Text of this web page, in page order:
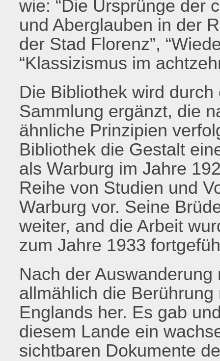
wie: “Die Ursprünge der
und Aberglauben in der
der Stad Florenz”,
“Klassizismus im
Die Bibliothek wird
Sammlung ergänzt, die
ähnliche Prinzipien
Bibliothek die Gestalt
als Warburg im Jahre
Reihe von Studien und
Warburg vor. Seine
weiter, and die Arbeit
zum Jahre 1933
Nach der
allmählich die
Englands her. Es gab
diesem Lande ein
sichtbaren Dokumente